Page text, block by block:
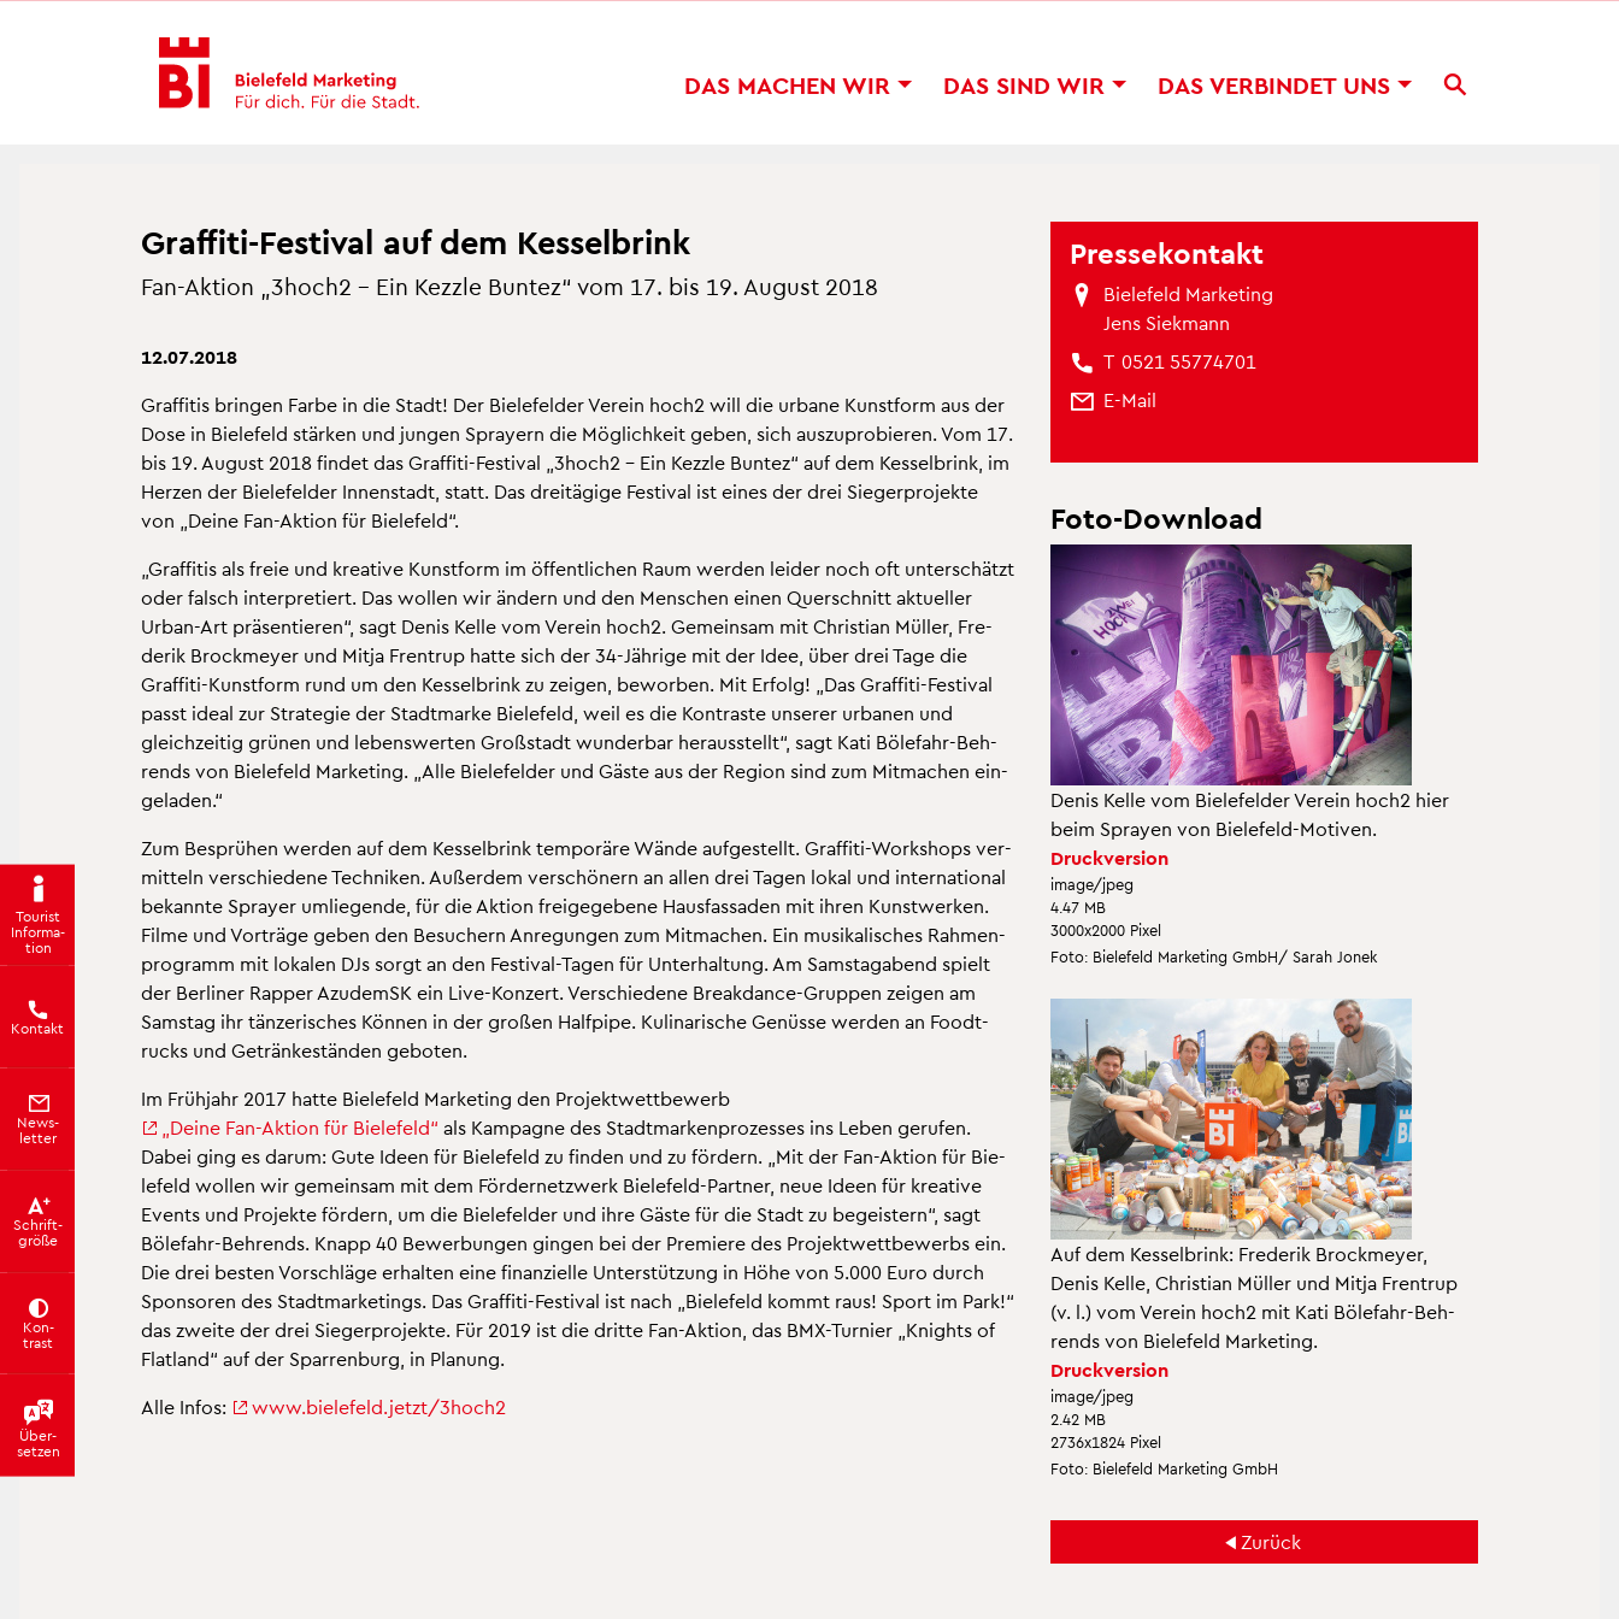
In­
halt
an­
sprin­
Menü
an­
sprin­
gen
Suche
an­
sprin­
gen
DAS MA­CHEN WIR DAS SIND WIR DAS VER­BIN­DET UNS
Tou­rist
In­for­ma­
ti­on
Kon­takt
News­
let­ter
Schrift­
grö­ße
Kon­
trast
Über­
set­zen
Graf­fi­ti-Fes­ti­val auf dem Kes­sel­brink
Fan-Ak­ti­on „3hoch2 – Ein Kezz­le Bun­tez“ vom 17. bis 19. Au­gust 2018
12.07.2018
Graf­fi­tis brin­gen Farbe in die Stadt! Der Bie­le­fel­der Ver­ein hoch2 will die ur­ba­ne Kunst­form aus der
Dose in Bie­le­feld stär­ken und jun­gen Spray­ern die Mög­lich­keit geben, sich aus­zu­pro­bie­ren. Vom 17.
bis 19. Au­gust 2018 fin­det das Graf­fi­ti-Fes­ti­val „3hoch2 – Ein Kezz­le Bun­tez“ auf dem Kes­sel­brink, im
Her­zen der Bie­le­fel­der In­nen­stadt, statt. Das drei­tä­gi­ge Fes­ti­val ist eines der drei Sie­ger­pro­jek­te
von „Deine Fan-Ak­ti­on für Bie­le­feld“.
„Graf­fi­tis als freie und krea­ti­ve Kunst­form im öf­fent­li­chen Raum wer­den lei­der noch oft un­ter­schätzt
oder falsch in­ter­pre­tiert. Das wol­len wir än­dern und den Men­schen einen Quer­schnitt ak­tu­el­ler
Urban-Art prä­sen­tie­ren“, sagt Denis Kelle vom Ver­ein hoch2. Ge­mein­sam mit Chris­ti­an Mül­ler, Fre­
de­rik Brock­mey­er und Mitja Fren­trup hatte sich der 34-Jäh­ri­ge mit der Idee, über drei Tage die
Graf­fi­ti-Kunst­form rund um den Kes­sel­brink zu zei­gen, be­wor­ben. Mit Er­folg! „Das Graf­fi­ti-Fes­ti­val
passt ideal zur Stra­te­gie der Stadt­mar­ke Bie­le­feld, weil es die Kon­tras­te un­se­rer ur­ba­nen und
gleich­zei­tig grü­nen und le­bens­wer­ten Gro­ß­stadt wun­der­bar her­aus­stellt“, sagt Kati Böle­fahr-Beh­
rends von Bie­le­feld Mar­ke­ting. „Alle Bie­le­fel­der und Gäste aus der Re­gi­on sind zum Mit­ma­chen ein­
ge­la­den.“
Zum Be­sprü­hen wer­den auf dem Kes­sel­brink tem­po­rä­re Wände auf­ge­stellt. Graf­fi­ti-Work­shops ver­
mit­teln ver­schie­de­ne Tech­ni­ken. Au­ßer­dem ver­schö­nern an allen drei Tagen lokal und in­ter­na­tio­nal
be­kann­te Spray­er um­lie­gen­de, für die Ak­ti­on frei­ge­ge­be­ne Haus­fas­sa­den mit ihren Kunst­wer­ken.
Filme und Vor­trä­ge geben den Be­su­chern An­re­gun­gen zum Mit­ma­chen. Ein mu­si­ka­li­sches Rah­men­
pro­gramm mit lo­ka­len DJs sorgt an den Fes­ti­val-Tagen für Un­ter­hal­tung. Am Sams­tag­abend spielt
der Ber­li­ner Rap­per Azu­demSK ein Live-Kon­zert. Ver­schie­de­ne Break­dance-Grup­pen zei­gen am
Sams­tag ihr tän­ze­ri­sches Kön­nen in der gro­ßen Half­pipe. Ku­li­na­ri­sche Ge­nüs­se wer­den an Foodt­
rucks und Ge­trän­ke­stän­den ge­bo­ten.
Im Früh­jahr 2017 hatte Bie­le­feld Mar­ke­ting den Pro­jekt­wett­be­werb
„Deine Fan-Ak­ti­on für Bie­le­feld“ als Kam­pa­gne des Stadt­mar­ken­pro­zes­ses ins Leben ge­ru­fen.
Dabei ging es darum: Gute Ideen für Bie­le­feld zu fin­den und zu för­dern. „Mit der Fan-Ak­ti­on für Bie­
le­feld wol­len wir ge­mein­sam mit dem För­der­netz­werk Bie­le­feld-Part­ner, neue Ideen für krea­ti­ve
Events und Pro­jek­te för­dern, um die Bie­le­fel­der und ihre Gäste für die Stadt zu be­geis­tern“, sagt
Böle­fahr-Beh­rends. Knapp 40 Be­wer­bun­gen gin­gen bei der Pre­mie­re des Pro­jekt­wett­be­werbs ein.
Die drei bes­ten Vor­schlä­ge er­hal­ten eine fi­nan­zi­el­le Un­ter­stüt­zung in Höhe von 5.000 Euro durch
Spon­so­ren des Stadt­mar­ke­tings. Das Graf­fi­ti-Fes­ti­val ist nach „Bie­le­feld kommt raus! Sport im Park!“
das zwei­te der drei Sie­ger­pro­jek­te. Für 2019 ist die drit­te Fan-Ak­ti­on, das BMX-Tur­nier „Knights of
Fl­at­land“ auf der Spar­ren­burg, in Pla­nung.
Alle Infos: www.​bielefeld.​jetzt/​3hoch2
Pres­se­kon­takt
Bie­le­feld Mar­ke­ting
Jens Siek­mann
T 0521 55774701
E-Mail
Foto-Down­load
Denis Kelle vom Bie­le­fel­der Ver­ein hoch2 hier
beim Spray­en von Bie­le­feld-Mo­ti­ven.
Druck­ver­si­on
image/jpeg
4.47 MB
3000x2000 Pixel
Foto: Bie­le­feld Mar­ke­ting GmbH/ Sarah Jonek
Auf dem Kes­sel­brink: Fre­de­rik Brock­mey­er,
Denis Kelle, Chris­ti­an Mül­ler und Mitja Fren­trup
(v. l.) vom Ver­ein hoch2 mit Kati Böle­fahr-Beh­
rends von Bie­le­feld Mar­ke­ting.
Druck­ver­si­on
image/jpeg
2.42 MB
2736x1824 Pixel
Foto: Bie­le­feld Mar­ke­ting GmbH
Zu­rück